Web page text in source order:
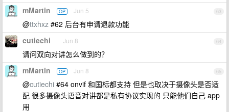
63
mMartin OP Jun 5
@ttxhxz #62 后台有申请退款功能
64
cutiechi Jun 8
请问双向对讲怎么做到的？
65
mMartin OP Jun 8
@cutiechi #64 onvif 和国标都支持 但是也取决于摄像头是否适
配 很多摄像头语音对讲都是私有协议实现的 只能他们自己 app
用